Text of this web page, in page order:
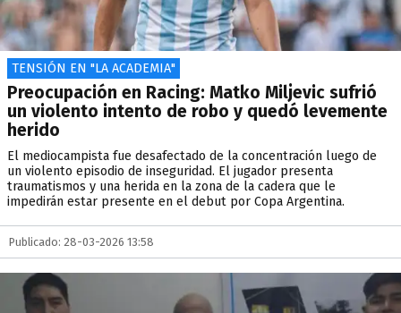
TENSIÓN EN "LA ACADEMIA"
Preocupación en Racing: Matko Miljevic sufrió
un violento intento de robo y quedó levemente
herido
El mediocampista fue desafectado de la concentración luego de
un violento episodio de inseguridad. El jugador presenta
traumatismos y una herida en la zona de la cadera que le
impedirán estar presente en el debut por Copa Argentina.
Publicado: 28-03-2026 13:58